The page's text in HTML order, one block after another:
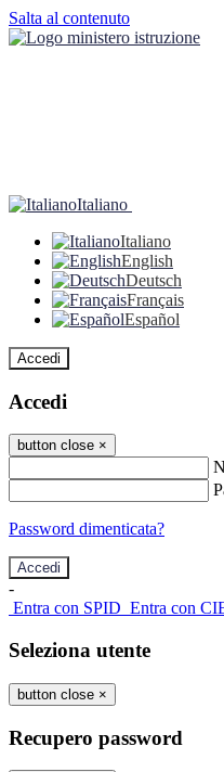
Salta al contenuto
Italiano
Italiano
English
Deutsch
Français
Español
Accedi
Accedi
button close ×
Password dimenticata?
-
Entra con SPID Entra con
Seleziona utente
button close ×
Recupero password